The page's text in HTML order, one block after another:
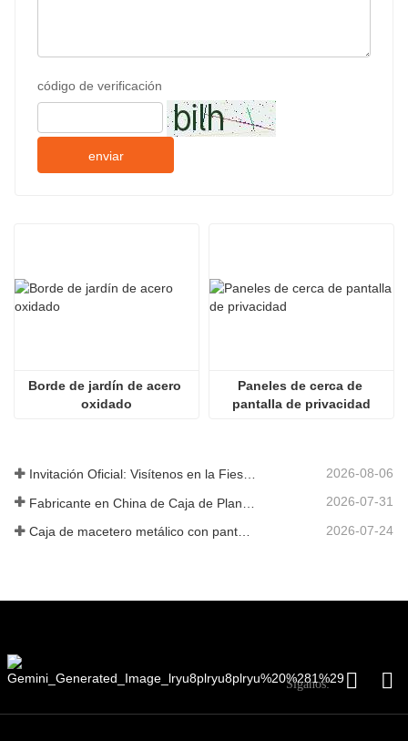
código de verificación
enviar
Borde de jardín de acero
oxidado
Paneles de cerca de
pantalla de privacidad
Invitación Oficial: Visítenos en la Fiesta de Jardín al Estilo Británico GLEE 2026 2026-08-06
2026-07-31
2026-07-24
Síganos: